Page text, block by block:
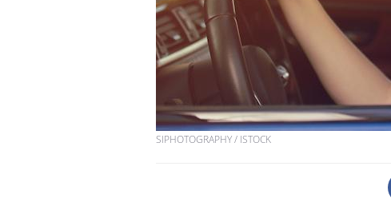
SIPHOTOGRAPHY / ISTOCK
Les troubles du sommeil
modifient votre cerveau !